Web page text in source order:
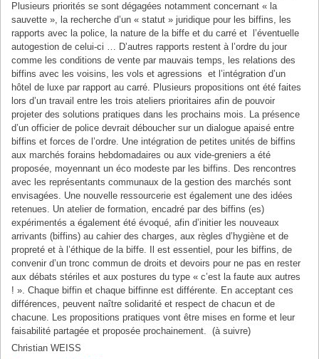
Plusieurs priorités se sont dégagées notamment concernant « la
sauvette », la recherche d’un « statut » juridique pour les biffins, les
rapports avec la police, la nature de la biffe et du carré et l’éventuelle
autogestion de celui-ci … D’autres rapports restent à l’ordre du jour
comme les conditions de vente par mauvais temps, les relations des
biffins avec les voisins, les vols et agressions et l’intégration d’un
hôtel de luxe par rapport au carré. Plusieurs propositions ont été faites
lors d’un travail entre les trois ateliers prioritaires afin de pouvoir
projeter des solutions pratiques dans les prochains mois. La présence
d’un officier de police devrait déboucher sur un dialogue apaisé entre
biffins et forces de l’ordre. Une intégration de petites unités de biffins
aux marchés forains hebdomadaires ou aux vide-greniers a été
proposée, moyennant un éco modeste par les biffins. Des rencontres
avec les représentants communaux de la gestion des marchés sont
envisagées. Une nouvelle ressourcerie est également une des idées
retenues. Un atelier de formation, encadré par des biffins (es)
expérimentés a également été évoqué, afin d’initier les nouveaux
arrivants (biffins) au cahier des charges, aux règles d’hygiène et de
propreté et à l’éthique de la biffe. Il est essentiel, pour les biffins, de
convenir d’un tronc commun de droits et devoirs pour ne pas en rester
aux débats stériles et aux postures du type « c’est la faute aux autres
! ». Chaque biffin et chaque biffinne est différente. En acceptant ces
différences, peuvent naître solidarité et respect de chacun et de
chacune. Les propositions pratiques vont être mises en forme et leur
faisabilité partagée et proposée prochainement. (à suivre)
Christian WEISS